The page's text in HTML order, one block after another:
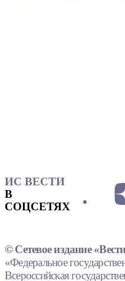
ИС ВЕСТИ
В
СОЦСЕТЯХ
© Сетевое издание
«Федеральное
Всероссийская